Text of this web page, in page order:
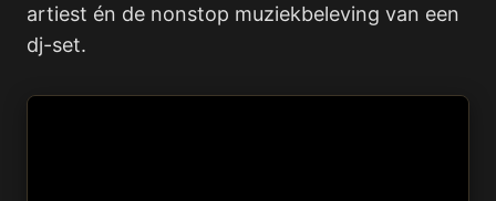
artiest én de nonstop muziekbeleving van een
dj-set.